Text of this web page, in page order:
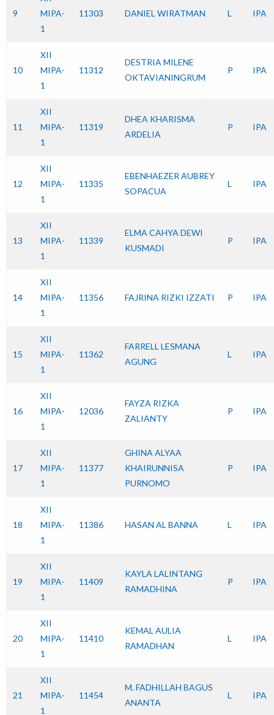
9
MIPA-
1
11303 DANIEL WIRATMAN L IPA
10
XII
MIPA-
1
11312
DESTRIA MILENE
OKTAVIANINGRUM
P IPA
11
XII
MIPA-
1
11319
DHEA KHARISMA
ARDELIA
P IPA
12
XII
MIPA-
1
11335
EBENHAEZER AUBREY
SOPACUA
L IPA
13
XII
MIPA-
1
11339
ELMA CAHYA DEWI
KUSMADI
P IPA
14
XII
MIPA-
1
11356 FAJRINA RIZKI IZZATI P IPA
15
XII
MIPA-
1
11362
FARRELL LESMANA
AGUNG
L IPA
16
XII
MIPA-
1
12036
FAYZA RIZKA
ZALIANTY
P IPA
17
XII
MIPA-
1
11377
GHINA ALYAA
KHAIRUNNISA
PURNOMO
P IPA
18
XII
MIPA-
1
11386 HASAN AL BANNA L IPA
19
XII
MIPA-
1
11409
KAYLA LALINTANG
RAMADHINA
P IPA
20
XII
MIPA-
1
11410
KEMAL AULIA
RAMADHAN
L IPA
21
XII
MIPA-
1
11454
M. FADHILLAH BAGUS
ANANTA
L IPA